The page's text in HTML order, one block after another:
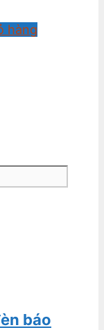
hàng
báo